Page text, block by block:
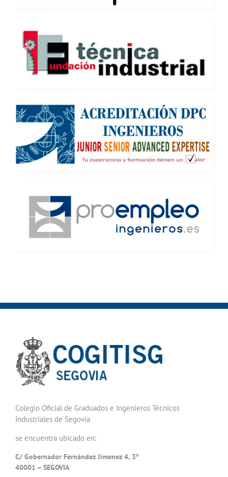
Colegio Oficial de Graduados e Ingenieros Técnicos
Industriales de Segovia
se encuentra ubicado en:
C/ Gobernador Fernández Jímenez 4, 3º
40001 – SEGOVIA